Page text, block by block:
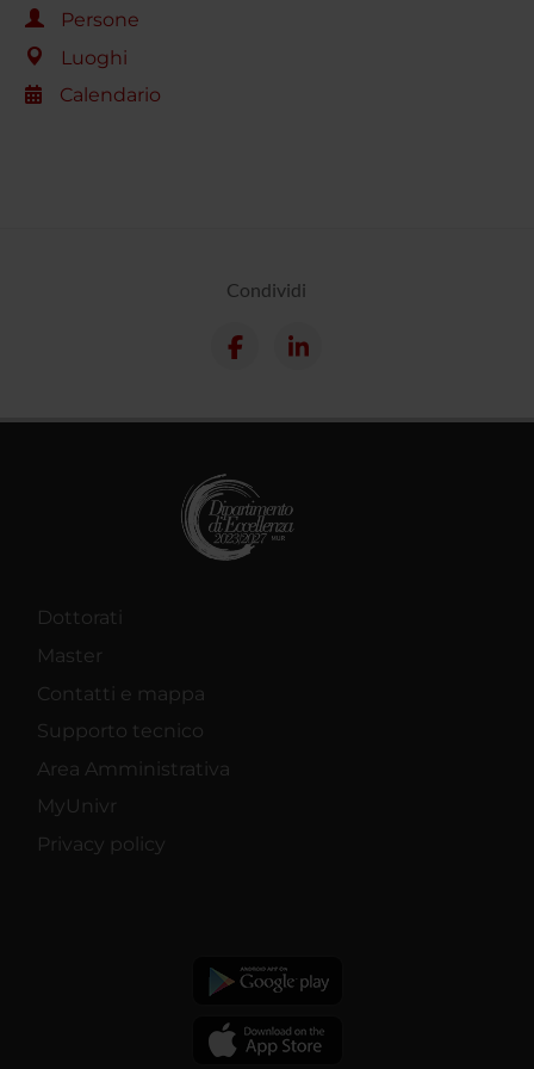
Persone
Luoghi
Calendario
Condividi
Dottorati
Master
Contatti e mappa
Supporto tecnico
Area Amministrativa
MyUnivr
Privacy policy